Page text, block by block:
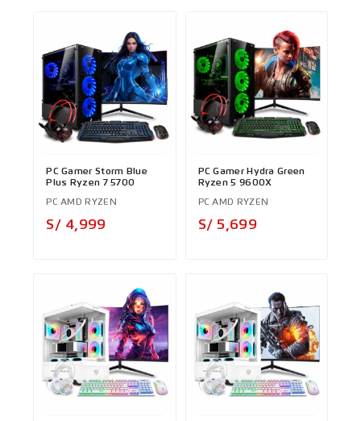
PC Gamer Storm Blue
Plus Ryzen 7 5700
PC AMD RYZEN
S/ 4,999
PC Gamer Hydra Green
Ryzen 5 9600X
PC AMD RYZEN
S/ 5,699